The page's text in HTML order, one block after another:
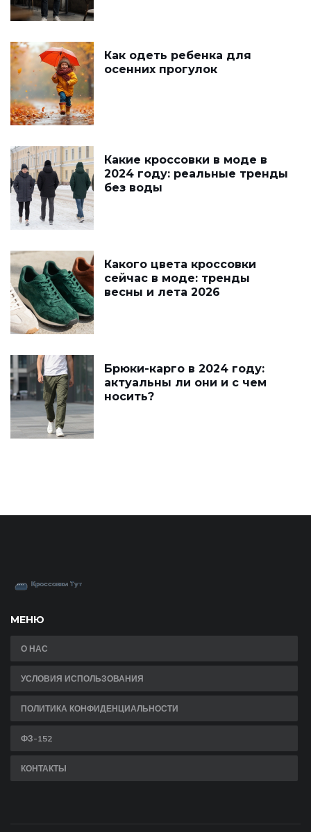
Как одеть ребенка для
осенних прогулок
Какие кроссовки в моде в
2024 году: реальные тренды
без воды
Какого цвета кроссовки
сейчас в моде: тренды
весны и лета 2026
Брюки-карго в 2024 году:
актуальны ли они и с чем
носить?
МЕНЮ
О НАС
УСЛОВИЯ ИСПОЛЬЗОВАНИЯ
ПОЛИТИКА КОНФИДЕНЦИАЛЬНОСТИ
ФЗ-152
КОНТАКТЫ